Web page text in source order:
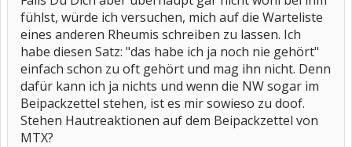
fühlst, würde ich versuchen, mich auf die Warteliste
eines anderen Rheumis schreiben zu lassen. Ich
habe diesen Satz: "das habe ich ja noch nie gehört"
einfach schon zu oft gehört und mag ihn nicht. Denn
dafür kann ich ja nichts und wenn die NW sogar im
Beipackzettel stehen, ist es mir sowieso zu doof.
Stehen Hautreaktionen auf dem Beipackzettel von
MTX?